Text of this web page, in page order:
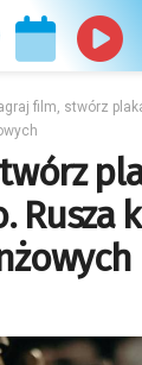
film, stwórz
Rusza